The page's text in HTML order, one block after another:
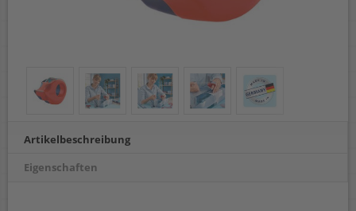
Artikelbeschreibung
Eigenschaften